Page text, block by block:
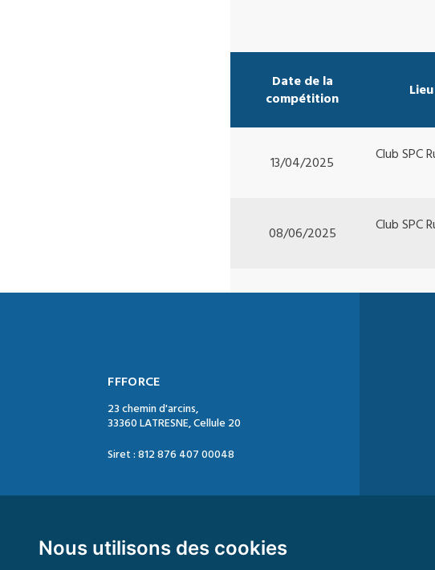
Nous utilisons des cookies
Date de la
compétition
13/04/2025
Club SPC
08/06/2025
Club SPC
FFFORCE
23 chemin d'arcins,
33360 LATRESNE, Cellule 20
Siret : 812 876 407 00048
Mail : contact@ffforce.fr